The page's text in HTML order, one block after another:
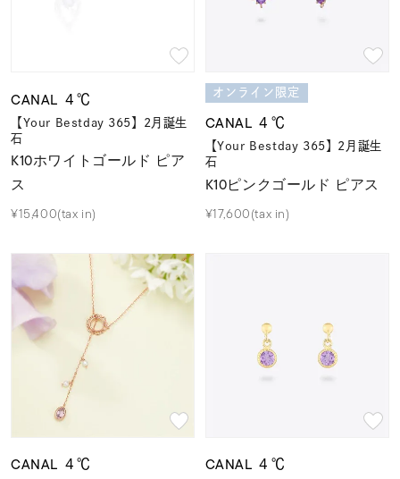
CANAL ４℃
【Your Bestday 365】2月誕生
石
K10ホワイトゴールド ピア
ス
¥15,400(tax in)
オンライン限定
CANAL ４℃
【Your Bestday 365】2月誕生
石
K10ピンクゴールド ピアス
¥17,600(tax in)
CANAL ４℃ CANAL ４℃